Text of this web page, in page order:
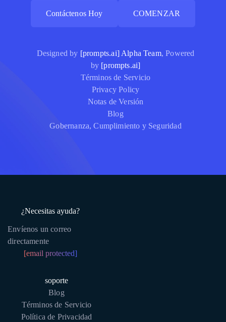
Contáctenos Hoy
COMENZAR
Designed by [prompts.ai] Alpha Team, Powered
by [prompts.ai]
Términos de Servicio
Privacy Policy
Notas de Versión
Blog
Gobernanza, Cumplimiento y Seguridad
¿Necesitas ayuda?
Envíenos un correo
directamente
[email protected]
soporte
Blog
Términos de Servicio
Política de Privacidad